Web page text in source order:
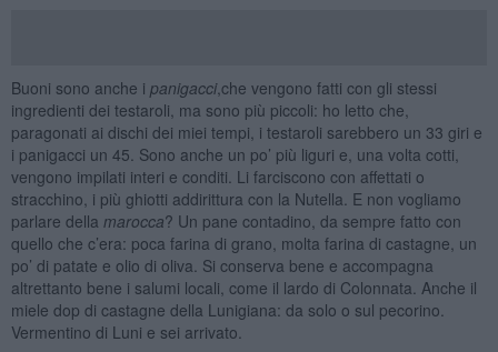
Buoni sono anche i panigacci,che vengono fatti con gli stessi
ingredienti dei testaroli, ma sono più piccoli: ho letto che,
paragonati ai dischi dei miei tempi, i testaroli sarebbero un 33 giri e
i panigacci un 45. Sono anche un po’ più liguri e, una volta cotti,
vengono impilati interi e conditi. Li farciscono con affettati o
stracchino, i più ghiotti addirittura con la Nutella. E non vogliamo
parlare della marocca? Un pane contadino, da sempre fatto con
quello che c’era: poca farina di grano, molta farina di castagne, un
po’ di patate e olio di oliva. Si conserva bene e accompagna
altrettanto bene i salumi locali, come il lardo di Colonnata. Anche il
miele dop di castagne della Lunigiana: da solo o sul pecorino.
Vermentino di Luni e sei arrivato.